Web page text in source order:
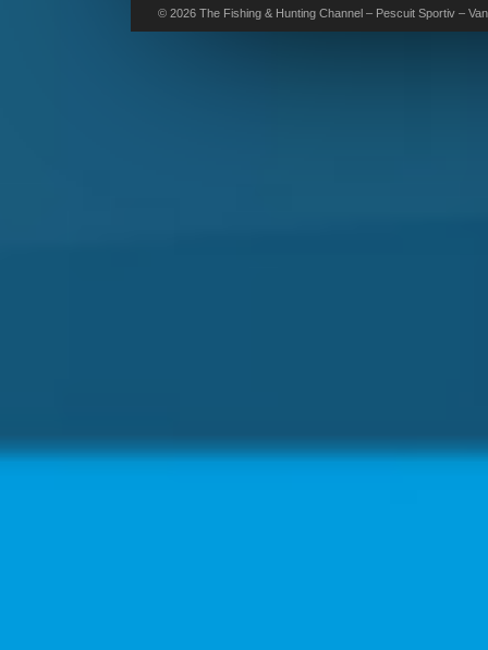
© 2026 The Fishing & Hunting Channel – Pescuit Sportiv –